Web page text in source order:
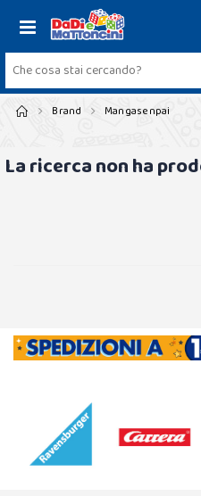
Brand Mangasenpai
La ricerca non ha